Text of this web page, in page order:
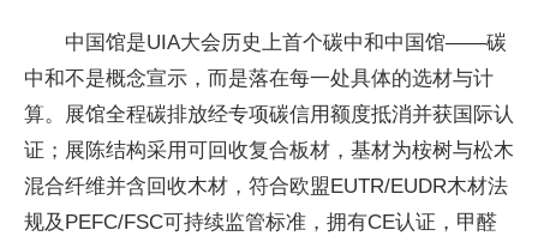
中国馆是UIA大会历史上首个碳中和中国馆——碳
中和不是概念宣示，而是落在每一处具体的选材与计
算。展馆全程碳排放经专项碳信用额度抵消并获国际认
证；展陈结构采用可回收复合板材，基材为桉树与松木
混合纤维并含回收木材，符合欧盟EUTR/EUDR木材法
规及PEFC/FSC可持续监管标准，拥有CE认证，甲醛